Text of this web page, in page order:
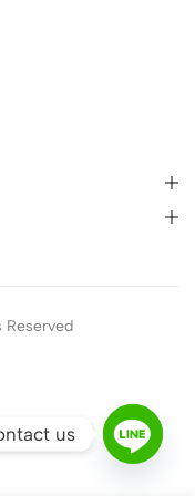
Reserved
us